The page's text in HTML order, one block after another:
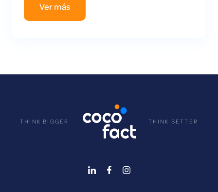
Ver más
THINK BIGGER THINK BETTER